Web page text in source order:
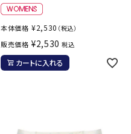
本体価格 ¥2,530 （税込）
販売価格 ¥2,530 税込
カートに入れる